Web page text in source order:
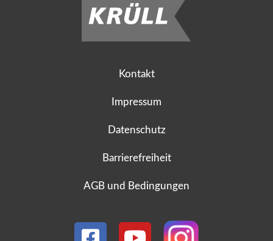
Kontakt
Impressum
Datenschutz
Barrierefreiheit
AGB und Bedingungen